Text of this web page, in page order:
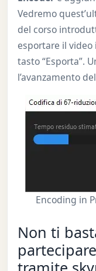
Vedremo
del corso
esportare il video
tasto “Esporta”.
l’avanzamento
Encoding in
Non ti